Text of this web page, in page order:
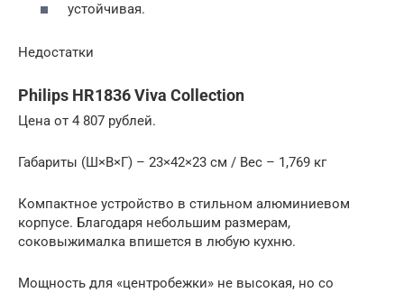
устойчивая.
Недостатки
Philips HR1836 Viva Collection
Цена от 4 807 рублей.
Габариты (Ш×В×Г) – 23×42×23 см / Вес – 1,769 кг
Компактное устройство в стильном алюминиевом
корпусе. Благодаря небольшим размерам,
соковыжималка впишется в любую кухню.
Мощность для «центробежки» не высокая, но со